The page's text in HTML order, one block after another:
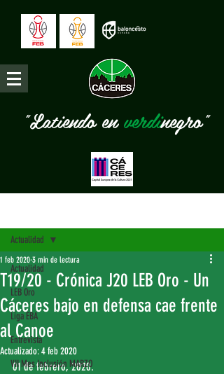
"Latiendo enverdinegro"
Actualidad
LEB Oro
Liga EBA
Entrevista
VII Mes Inclusión MARZO
Actualidad
T19/20 - Crónica J20 LEB Oro - Un
Cáceres bajo en defensa cae frente
al Canoe
1 feb 2020 3 min de lectura
Actualizado:4 feb 2020
01 de febrero, 2020.